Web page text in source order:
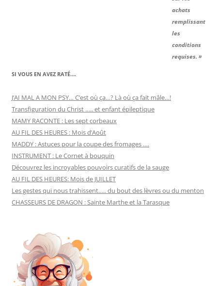
achats
remplissant
les
conditions
requises. »
SI VOUS EN AVEZ RATÉ….
J’AI MAL A MON PSY… C’est où ça…? Là où ça fait mâle…!
Transfiguration du Christ ….. et enfant épileptique
MAMY RACONTE : Les sept corbeaux
AU FIL DES HEURES : Mois d’Août
MADDY : Astuces pour la coupe des fromages ….
INSTRUMENT : Le Cornet à bouquin
Découvrez les incroyables pouvoirs curatifs de la sauge
AU FIL DES HEURES: Mois de JUILLET
Les gestes qui nous trahissent….. du bout des lèvres ou du menton
CHASSEURS DE DRAGON : Sainte Marthe et la Tarasque